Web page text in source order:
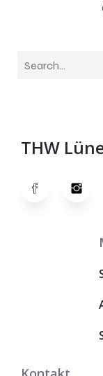
THW